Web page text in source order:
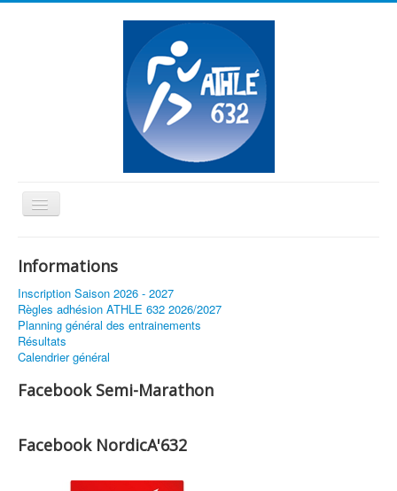
Basculer
la
Vous êtes ici :
Informations
Inscription Saison 2026 - 2027
Règles adhésion ATHLE 632 2026/2027
Planning général des entrainements
Résultats
Calendrier général
Facebook Semi-Marathon
Facebook NordicA'632